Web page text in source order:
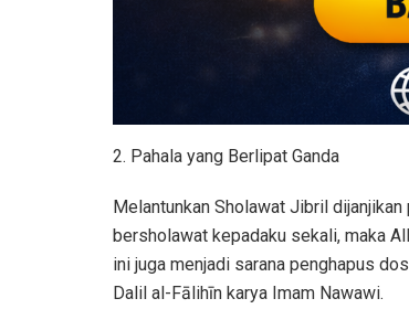
2. Pahala yang Berlipat Ganda
Melantunkan Sholawat Jibril dijanjikan
bersholawat kepadaku sekali, maka
ini juga menjadi sarana penghapus
Dalil al-Fālihīn karya Imam Nawawi.